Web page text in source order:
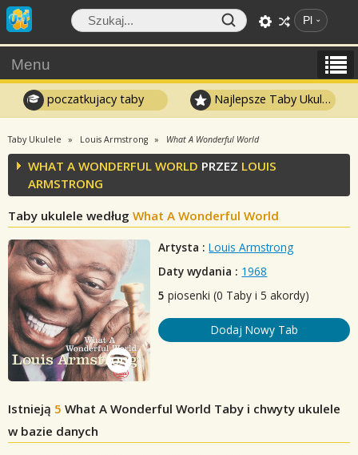
Pl
Menu
poczatkujacy taby Najlepsze Taby Ukulele
Taby Ukulele Louis Armstrong What A Wonderful World
WHAT A WONDERFUL WORLD PRZEZ LOUIS
ARMSTRONG
Taby ukulele według What A Wonderful World
Artysta : Louis Armstrong
Daty wydania : 1968
5 piosenki (0 Taby i 5 akordy)
Dodaj Nowy Tab
Istnieją 5 What A Wonderful World Taby i chwyty ukulele
w bazie danych